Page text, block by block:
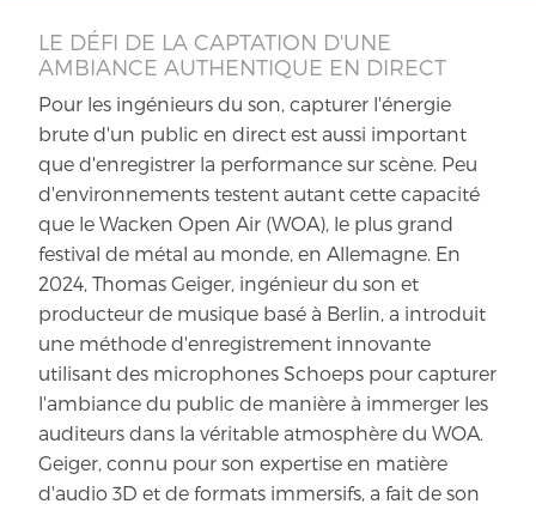
LE DÉFI DE LA CAPTATION D'UNE
AMBIANCE AUTHENTIQUE EN DIRECT
Pour les ingénieurs du son, capturer l'énergie
brute d'un public en direct est aussi important
que d'enregistrer la performance sur scène. Peu
d'environnements testent autant cette capacité
que le Wacken Open Air (WOA), le plus grand
festival de métal au monde, en Allemagne. En
2024, Thomas Geiger, ingénieur du son et
producteur de musique basé à Berlin, a introduit
une méthode d'enregistrement innovante
utilisant des microphones Schoeps pour capturer
l'ambiance du public de manière à immerger les
auditeurs dans la véritable atmosphère du WOA.
Geiger, connu pour son expertise en matière
d'audio 3D et de formats immersifs, a fait de son